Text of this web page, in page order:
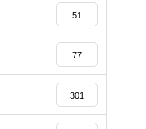
51
77
301